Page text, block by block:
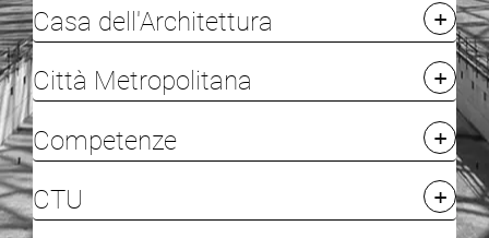
Casa dell'Architettura
Città Metropolitana
Competenze
CTU